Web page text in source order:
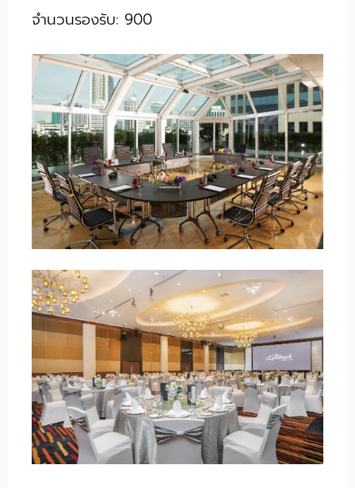
จำนวนรองรับ: 900